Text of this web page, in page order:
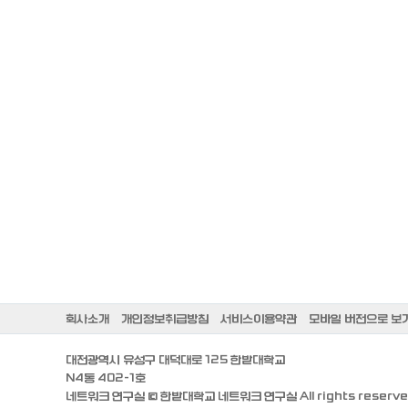
회사소개 개인정보취급방침 서비스이용약관 모바일 버전으로 보
대전광역시 유성구 대덕대로 125 한밭대학교
N4동 402-1호
네트워크 연구실 © 한밭대학교 네트워크 연구실 All rights